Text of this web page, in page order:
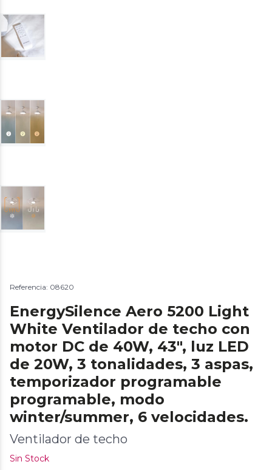
Referencia: 08620
EnergySilence Aero 5200 Light
White Ventilador de techo con
motor DC de 40W, 43", luz LED
de 20W, 3 tonalidades, 3 aspas,
temporizador programable
programable, modo
winter/summer, 6 velocidades.
Ventilador de techo
Sin Stock